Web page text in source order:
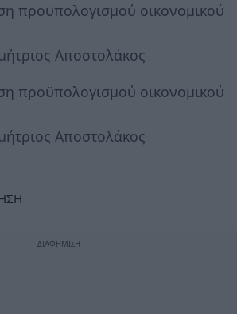
προϋπολογισμού οικονομικού
Αποστολάκος
προϋπολογισμού οικονομικού
Αποστολάκος